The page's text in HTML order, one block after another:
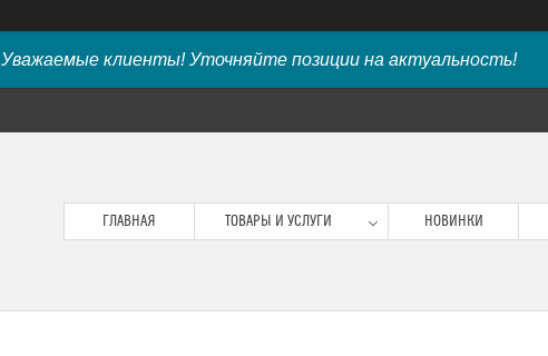
Уважаемые клиенты! Уточняйте позиции на актуальность!
ГЛАВНАЯ ТОВАРЫ И УСЛУГИ НОВИНКИ